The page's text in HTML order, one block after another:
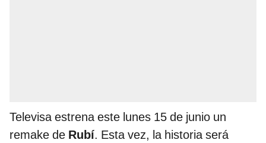
Televisa estrena este lunes 15 de junio un
remake de Rubí. Esta vez, la historia será